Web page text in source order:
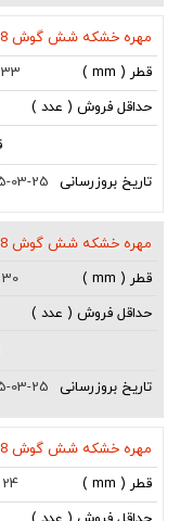
مهره خشکه شش گوش 8.8 سایز M33
33
03-25
مهره خشکه شش گوش 8.8 سایز M30
30
03-25
مهره خشکه شش گوش 8.8 سایز M24
24